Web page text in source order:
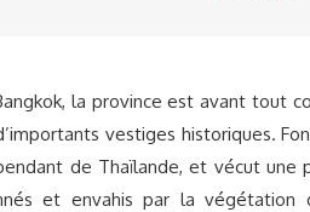
la province est avant tout
vestiges historiques.
de Thaïlande, et vécut une
et envahis par la